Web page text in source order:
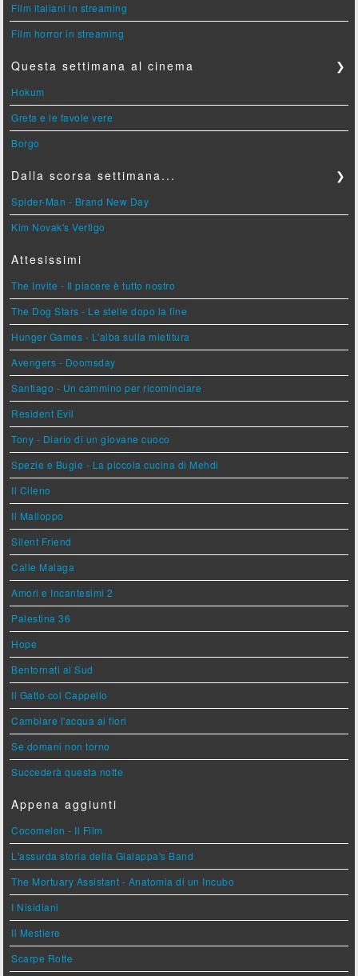
Film italiani in streaming
Film horror in streaming
Questa settimana al cinema ❯
Hokum
Greta e le favole vere
Borgo
Dalla scorsa settimana... ❯
Spider-Man - Brand New Day
Kim Novak's Vertigo
Attesissimi
The Invite - Il piacere è tutto nostro
The Dog Stars - Le stelle dopo la fine
Hunger Games - L'alba sulla mietitura
Avengers - Doomsday
Santiago - Un cammino per ricominciare
Resident Evil
Tony - Diario di un giovane cuoco
Spezie e Bugie - La piccola cucina di Mehdi
Il Cileno
Il Malloppo
Silent Friend
Calle Malaga
Amori e Incantesimi 2
Palestina 36
Hope
Bentornati al Sud
Il Gatto col Cappello
Cambiare l'acqua ai fiori
Se domani non torno
Succederà questa notte
Appena aggiunti
Cocomelon - Il Film
L'assurda storia della Gialappa's Band
The Mortuary Assistant - Anatomia di un Incubo
I Nisidiani
Il Mestiere
Scarpe Rotte